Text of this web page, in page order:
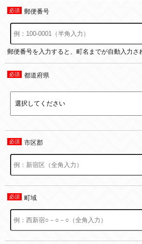
郵便番号
郵便番号を入力すると、町名までが自動入力さ
都道府県
市区郡
町域